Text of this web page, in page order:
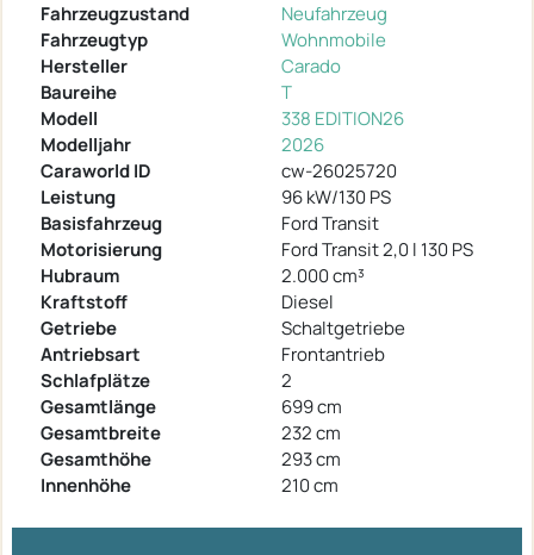
Fahrzeugzustand
Neufahrzeug
Fahrzeugtyp
Wohnmobile
Hersteller
Carado
Baureihe
T
Modell
338 EDITION26
Modelljahr
2026
Caraworld ID
cw-26025720
Leistung
96 kW/130 PS
Basisfahrzeug
Ford Transit
Motorisierung
Ford Transit 2,0 l 130 PS
Hubraum
2.000 cm³
Kraftstoff
Diesel
Getriebe
Schaltgetriebe
Antriebsart
Frontantrieb
Schlafplätze
2
Gesamtlänge
699 cm
Gesamtbreite
232 cm
Gesamthöhe
293 cm
Innenhöhe
210 cm